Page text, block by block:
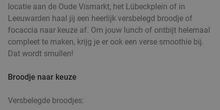
locatie aan de Oude Vismarkt, het Lübeckplein of in
Leeuwarden haal jij een heerlijk versbelegd broodje of
focaccia naar keuze af. Om jouw lunch of ontbijt helemaal
compleet te maken, krijg je er ook een verse smoothie bij.
Dat wordt smullen!
Broodje naar keuze
Versbelegde broodjes: